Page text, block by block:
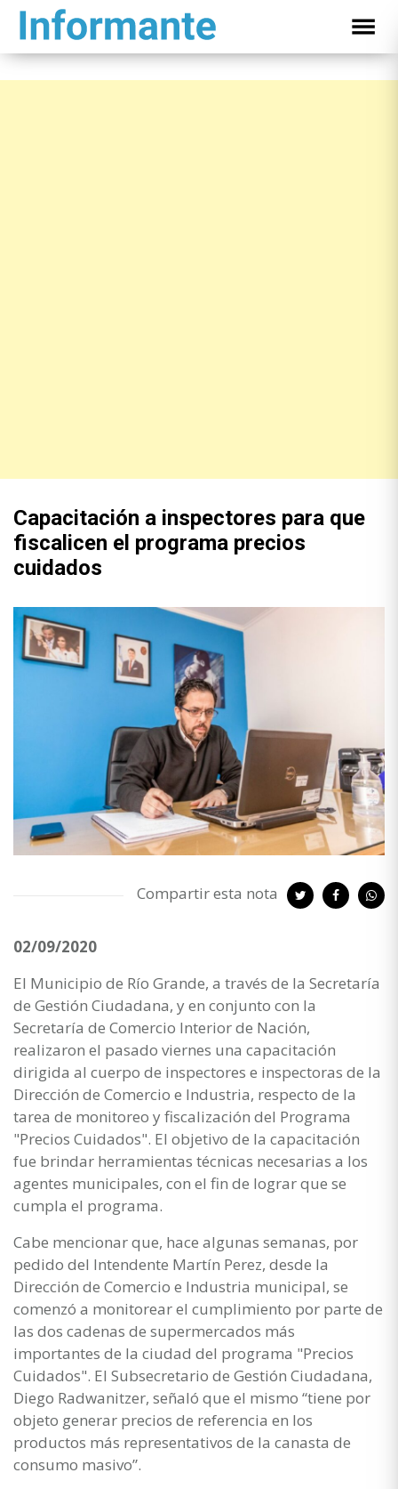
Capacitación a inspectores para que
fiscalicen el programa precios
cuidados
Compartir esta nota
02/09/2020
El Municipio de Río Grande, a través de la Secretaría
de Gestión Ciudadana, y en conjunto con la
Secretaría de Comercio Interior de Nación,
realizaron el pasado viernes una capacitación
dirigida al cuerpo de inspectores e inspectoras de la
Dirección de Comercio e Industria, respecto de la
tarea de monitoreo y fiscalización del Programa
"Precios Cuidados". El objetivo de la capacitación
fue brindar herramientas técnicas necesarias a los
agentes municipales, con el fin de lograr que se
cumpla el programa.
Cabe mencionar que, hace algunas semanas, por
pedido del Intendente Martín Perez, desde la
Dirección de Comercio e Industria municipal, se
comenzó a monitorear el cumplimiento por parte de
las dos cadenas de supermercados más
importantes de la ciudad del programa "Precios
Cuidados". El Subsecretario de Gestión Ciudadana,
Diego Radwanitzer, señaló que el mismo “tiene por
objeto generar precios de referencia en los
productos más representativos de la canasta de
consumo masivo”.